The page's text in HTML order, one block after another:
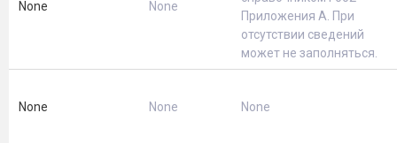
None None
Приложения А. При
отсутствии сведений
может не заполняться.
None None None